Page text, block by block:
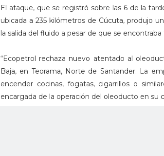
El ataque, que se registró sobre las 6 de la
ubicada a 235 kilómetros de Cúcuta, produjo
la salida del fluido a pesar de que se
“Ecopetrol rechaza nuevo atentado al
Baja, en Teorama, Norte de Santander. La
encender cocinas, fogatas, cigarrillos o
encargada de la operación del oleoducto en